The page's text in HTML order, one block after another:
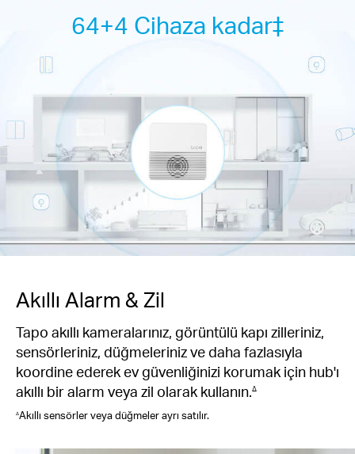
64+4 Cihaza kadar‡
Akıllı Alarm & Zil
Tapo akıllı kameralarınız, görüntülü kapı zilleriniz,
sensörleriniz, düğmeleriniz ve daha fazlasıyla
koordine ederek ev güvenliğinizi korumak için hub'ı
akıllı bir alarm veya zil olarak kullanın. ∆
∆Akıllı sensörler veya düğmeler ayrı satılır.